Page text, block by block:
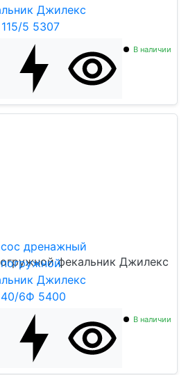
В наличии
фекальник Джилекс
В наличии